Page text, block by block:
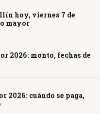
hoy, viernes 7 de
mayor
2026: monto, fechas de
2026: cuándo se paga,